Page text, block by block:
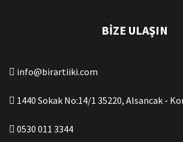
BIZE ULAŞIN
info@birartiiki.com
1440 Sokak No:14/1 35220, Alsancak -
0530 011 3344